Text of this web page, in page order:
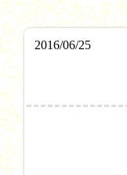
2016/06/25